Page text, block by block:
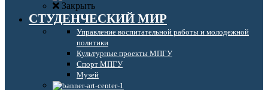
Закрыть
СТУДЕНЧЕСКИЙ МИР
Управление воспитательной работы и молодежной
политики
Культурные проекты МПГУ
Спорт МПГУ
Музей